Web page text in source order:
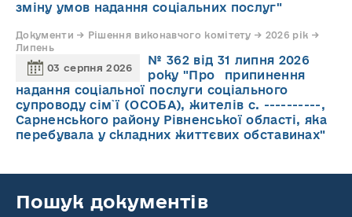
зміну умов надання соціальних послуг"
Документи → Рішення виконавчого комітету → 2026 рік →
Липень
03 серпня 2026
№ 362 від 31 липня 2026
року "Про припинення
надання соціальної послуги соціального
супроводу cім`ї (ОСОБА), жителів с. ----------,
Сарненського району Рівненської області, яка
перебувала у складних життєвих обставинах"
Пошук документів